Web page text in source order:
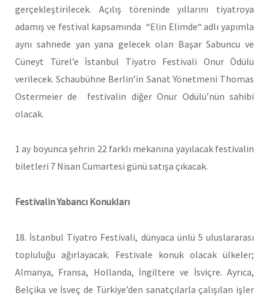
gerçekleştirilecek. Açılış töreninde yıllarını tiyatroya
adamış ve festival kapsamında “Elin Elimde“ adlı yapımla
aynı sahnede yan yana gelecek olan Başar Sabuncu ve
Cüneyt Türel’e İstanbul Tiyatro Festivali Onur Ödülü
verilecek. Schaubühne Berlin’in Sanat Yönetmeni Thomas
Ostermeier de festivalin diğer Onur Odülü’nün sahibi
olacak.
1 ay boyunca şehrin 22 farklı mekanına yayılacak festivalin
biletleri 7 Nisan Cumartesi günü satışa çıkacak.
Festivalin Yabancı Konukları
18. İstanbul Tiyatro Festivali, dünyaca ünlü 5 uluslararası
topluluğu ağırlayacak. Festivale konuk olacak ülkeler;
Almanya, Fransa, Hollanda, İngiltere ve İsviçre. Ayrıca,
Belçika ve İsveç de Türkiye’den sanatçılarla çalışılan işler